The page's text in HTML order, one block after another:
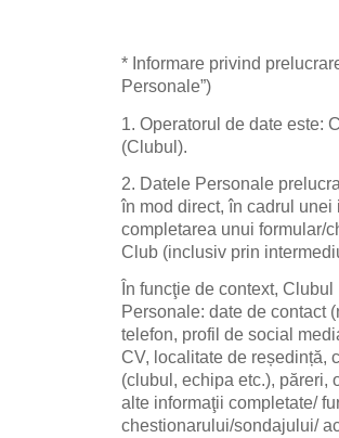
* Informare privind
Personale”)
1. Operatorul de date este:
(Clubul).
2. Datele Personale
în mod direct, în cadrul
completarea unui formular/
Club (inclusiv prin
În funcţie de context,
Personale: date de contact
telefon, profil de social
CV, localitate de reședință,
(clubul, echipa etc.), păreri,
alte informaţii completate/
chestionarului/sondajului/